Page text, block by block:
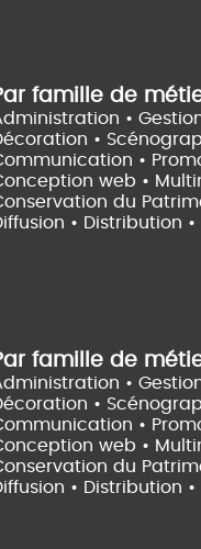
famille de
•
•
•
web •
du
• Distribution
famille de
•
•
•
web •
du
• Distribution